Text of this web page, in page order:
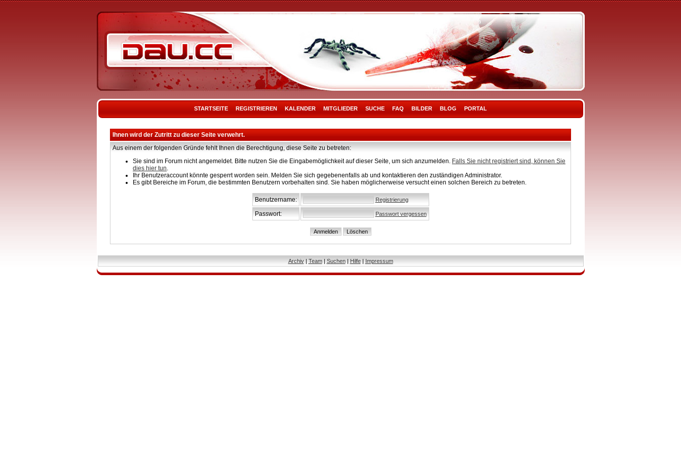
STARTSEITE REGISTRIEREN KALENDER MITGLIEDER SUCHE FAQ BILDER BLOG PORTAL
Ihnen wird der Zutritt zu dieser Seite verwehrt.
Aus einem der folgenden Gründe fehlt Ihnen die Berechtigung, diese Seite zu betreten:
Sie sind im Forum nicht angemeldet. Bitte nutzen Sie die Eingabemöglichkeit auf dieser Seite, um sich anzumelden. Falls Sie nicht registriert sind, können Sie
dies hier tun.
Ihr Benutzeraccount könnte gesperrt worden sein. Melden Sie sich gegebenenfalls ab und kontaktieren den zuständigen Administrator.
Es gibt Bereiche im Forum, die bestimmten Benutzern vorbehalten sind. Sie haben möglicherweise versucht einen solchen Bereich zu betreten.
Benutzername: Registrierung
Passwort: Passwort vergessen
Archiv| Team| Suchen| Hilfe| Impressum